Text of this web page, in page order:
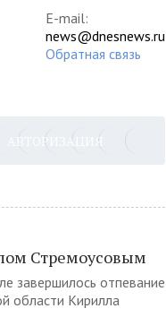
E-mail:
news@dnesnews.ru
Обратная связь
АВТОРИЗАЦИЯ
Стремоусовым
завершилось отпевание
области Кирилла